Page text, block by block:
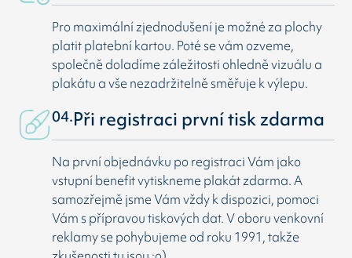
Pro maximální zjednodušení je možné za plochy
platit platební kartou. Poté se vám ozveme,
společně doladíme záležitosti ohledně vizuálu a
plakátu a vše nezadržitelně směřuje k výlepu.
04.Při registraci první tisk zdarma
Na první objednávku po registraci Vám jako
vstupní benefit vytiskneme plakát zdarma. A
samozřejmě jsme Vám vždy k dispozici, pomoci
Vám s přípravou tiskových dat. V oboru venkovní
reklamy se pohybujeme od roku 1991, takže